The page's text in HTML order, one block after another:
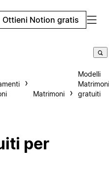
Ottieni Notion gratis
Matrimoni
Modelli
Matrimoni
gratuiti
per